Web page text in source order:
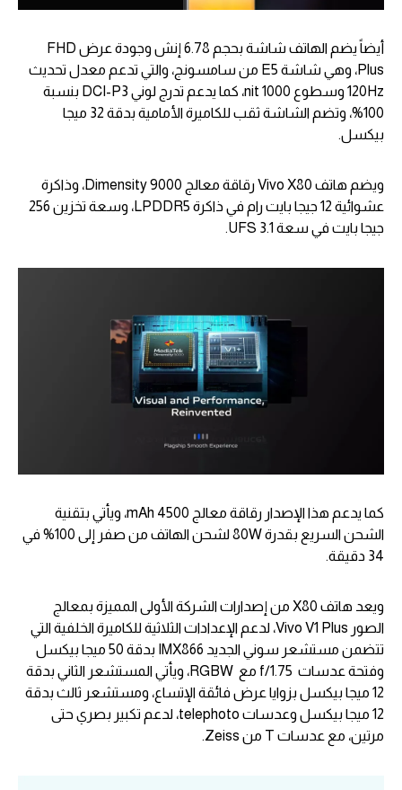
أيضاً يضم الهاتف شاشة بحجم 6.78 إنش وجودة عرض FHD
Plus، وهي شاشة E5 من سامسونج، والتي تدعم معدل تحديث
120Hz وسطوع 1000 nit، كما يدعم تدرج لوني DCI-P3 بنسبة
100%، وتضم الشاشة ثقب للكاميرة الأمامية بدقة 32 ميجا
بيكسل.
ويضم هاتف Vivo X80 رقاقة معالج Dimensity 9000، وذاكرة
عشوائية 12 جيجا بايت رام في ذاكرة LPDDR5، وسعة تخزين 256
جيجا بايت في سعة UFS 3.1.
كما يدعم هذا الإصدار رقاقة معالج 4500 mAh، ويأتي بتقنية
الشحن السريع بقدرة 80W لشحن الهاتف من صفر إلى 100% في
34 دقيقة.
ويعد هاتف X80 من إصدارات الشركة الأولى المميزة بمعالج
الصور Vivo V1 Plus، لدعم الإعدادات الثلاثية للكاميرة الخلفية التي
تتضمن مستشعر سوني الجديد IMX866 بدقة 50 ميجا بيكسل
وفتحة عدسات f/1.75 مع RGBW، ويأتي المستشعر الثاني بدقة
12 ميجا بيكسل بزوايا عرض فائقة الإتساع، ومستشعر ثالث بدقة
12 ميجا بيكسل وعدسات telephoto، لدعم تكبير بصري حتى
مرتين، مع عدسات T من Zeiss.